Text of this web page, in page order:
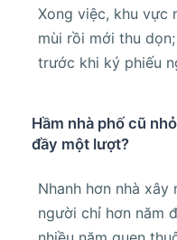
Xong việc, khu vực
mùi rồi mới thu
trước khi ký phiếu
Hầm nhà phố cũ
đầy một lượt?
Nhanh hơn nhà
người chỉ hơn năm